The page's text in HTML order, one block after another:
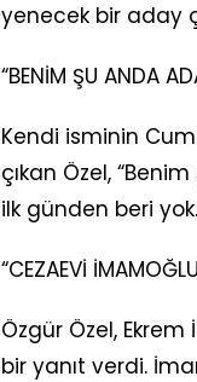
yenecek bir aday
“BENİM ŞU ANDA
Kendi isminin
çıkan Özel,
ilk günden beri
“CEZAEVİ
Özgür Özel,
bir yanıt verdi.